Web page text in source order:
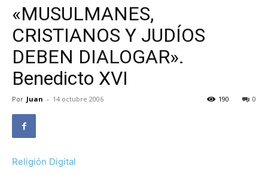
«MUSULMANES,
CRISTIANOS Y JUDÍOS
DEBEN DIALOGAR».
Benedicto XVI
Por Juan - 14 octubre 2006 0
190
Religión Digital